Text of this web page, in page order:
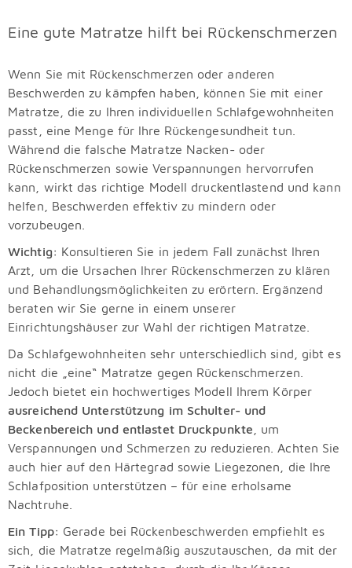
Eine gute Matratze hilft bei Rückenschmerzen
Wenn Sie mit Rückenschmerzen oder anderen
Beschwerden zu kämpfen haben, können Sie mit einer
Matratze, die zu Ihren individuellen Schlafgewohnheiten
passt, eine Menge für Ihre Rückengesundheit tun.
Während die falsche Matratze Nacken- oder
Rückenschmerzen sowie Verspannungen hervorrufen
kann, wirkt das richtige Modell druckentlastend und kann
helfen, Beschwerden effektiv zu mindern oder
vorzubeugen.
Wichtig: Konsultieren Sie in jedem Fall zunächst Ihren
Arzt, um die Ursachen Ihrer Rückenschmerzen zu klären
und Behandlungsmöglichkeiten zu erörtern. Ergänzend
beraten wir Sie gerne in einem unserer
Einrichtungshäuser zur Wahl der richtigen Matratze.
Da Schlafgewohnheiten sehr unterschiedlich sind, gibt es
nicht die „eine“ Matratze gegen Rückenschmerzen.
Jedoch bietet ein hochwertiges Modell Ihrem Körper
ausreichend Unterstützung im Schulter- und
Beckenbereich und entlastet Druckpunkte , um
Verspannungen und Schmerzen zu reduzieren. Achten Sie
auch hier auf den Härtegrad sowie Liegezonen, die Ihre
Schlafposition unterstützen – für eine erholsame
Nachtruhe.
Ein Tipp: Gerade bei Rückenbeschwerden empfiehlt es
sich, die Matratze regelmäßig auszutauschen, da mit der